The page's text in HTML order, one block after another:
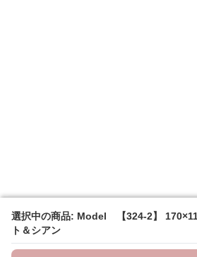
選択中の商品: Model 【324-2】
ト＆シアン
選択中の商品: Model 【324-2】
ト＆シアン